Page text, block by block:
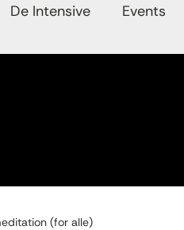
De Intensive Events
(for alle)